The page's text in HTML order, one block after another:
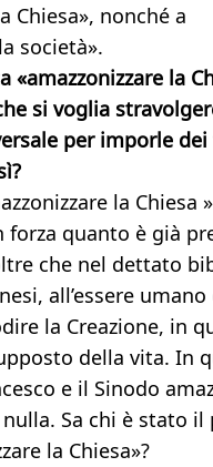
Chiesa», nonché a
società».
«amazzonizzare la
si voglia
per imporle
la Chiesa
forza quanto è già
che nel dettato
all’essere
la Creazione, in
della vita. In
e il Sinodo
Sa chi è stato il
la Chiesa»?